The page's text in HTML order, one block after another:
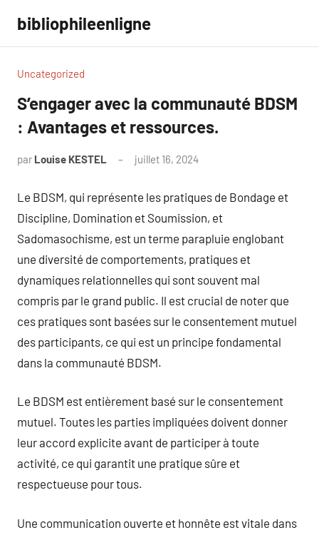
contenu
bibliophileenligne
Uncategorized
S’engager avec la communauté BDSM
: Avantages et ressources.
par Louise KESTEL juillet 16, 2024
Le BDSM, qui représente les pratiques de Bondage et
Discipline, Domination et Soumission, et
Sadomasochisme, est un terme parapluie englobant
une diversité de comportements, pratiques et
dynamiques relationnelles qui sont souvent mal
compris par le grand public. Il est crucial de noter que
ces pratiques sont basées sur le consentement mutuel
des participants, ce qui est un principe fondamental
dans la communauté BDSM.
Le BDSM est entièrement basé sur le consentement
mutuel. Toutes les parties impliquées doivent donner
leur accord explicite avant de participer à toute
activité, ce qui garantit une pratique sûre et
respectueuse pour tous.
Une communication ouverte et honnête est vitale dans